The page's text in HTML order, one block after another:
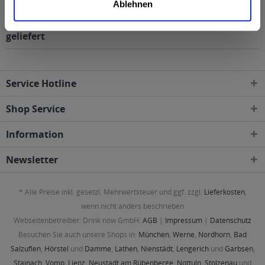
Ablehnen
Corona Extra 24 x 0,33l Dose wird in den folgenden
Regionen, Städten, Orten und Postleitzahl-Gebieten
geliefert
Service Hotline
Shop Service
Information
Newsletter
* Alle Preise inkl. gesetzl. Mehrwertsteuer und ggf. zzgl. Lieferkosten,
wenn nicht anders beschrieben
Webseitenbetreiber: Drink now GmbH: AGB | Impressum | Datenschutz
Besuchen Sie auch unsere Shops in: München, Werne, Nordhorn, Bad
Salzuflen, Hörstel und Damme, Lathen, Nienstädt, Lengerichund Garbsen,